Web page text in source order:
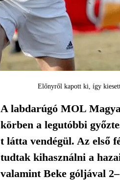
Előnyről kapott ki, így
A labdarúgó MOL
körben a legutóbbi
t látta vendégül. Az első
tudtak kihasználni a
valamint Beke góljával